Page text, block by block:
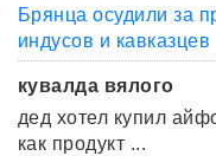
Брянца осудили за
индусов и кавказцев
кувалда вялого
дед хотел купил
как продукт ...